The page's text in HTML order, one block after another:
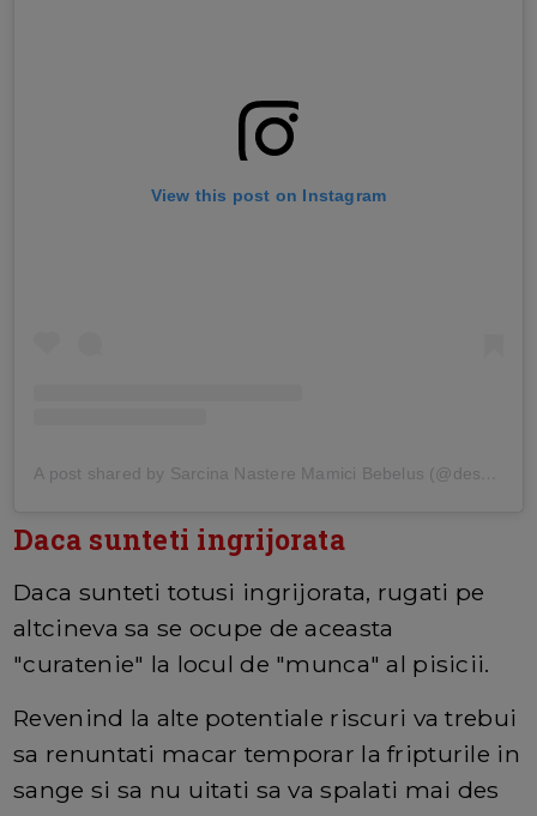
View this post on Instagram
A post shared by Sarcina Nastere Mamici Bebelus (@desprecopii)
Daca sunteti ingrijorata
Daca sunteti totusi ingrijorata, rugati pe
altcineva sa se ocupe de aceasta
"curatenie" la locul de "munca" al pisicii.
Revenind la alte potentiale riscuri va trebui
sa renuntati macar temporar la fripturile in
sange si sa nu uitati sa va spalati mai des